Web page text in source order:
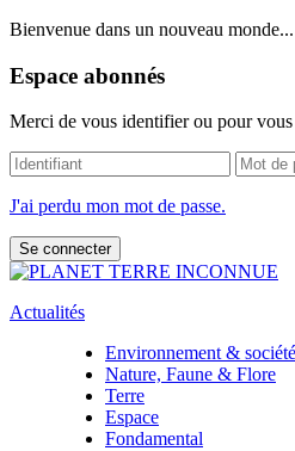
Bienvenue dans un nouveau
Espace abonnés
Merci de vous identifier ou pour vous
J'ai perdu mon mot de passe.
Actualités
Environnement & société
Nature, Faune & Flore
Terre
Espace
Fondamental